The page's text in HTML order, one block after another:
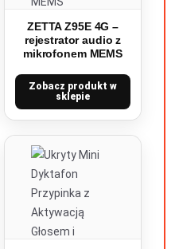
ZETTA Z95E 4G –
rejestrator audio z
mikrofonem MEMS
Zobacz produkt w
sklepie